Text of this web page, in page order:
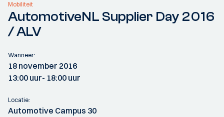
Mobiliteit
AutomotiveNL Supplier Day 2016
/ ALV
Wanneer:
18 november 2016
13:00 uur- 18:00 uur
Locatie:
Automotive Campus 30